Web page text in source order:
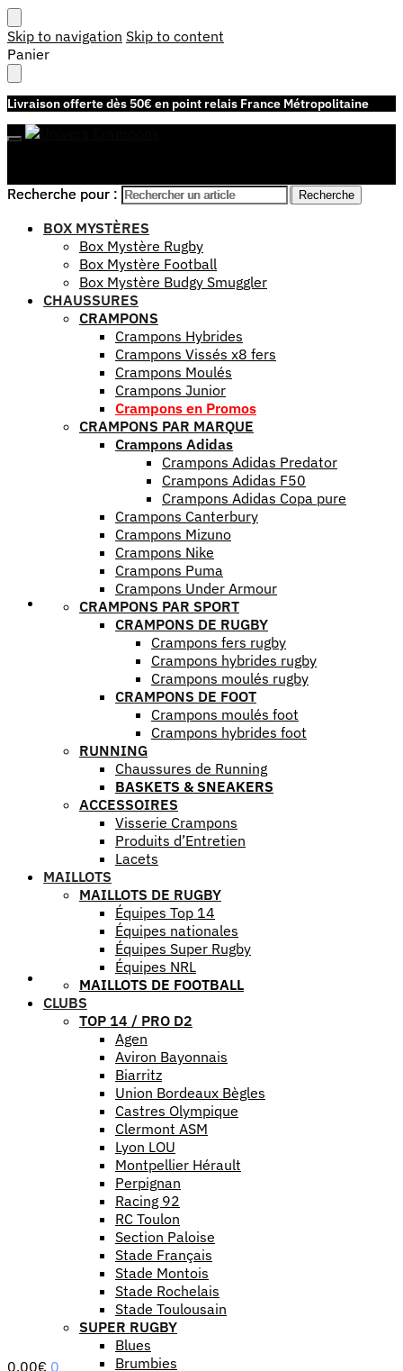
Skip to navigation Skip to content
Panier
Livraison offerte dès 50€ en point relais France Métropolitaine
Recherche pour : Recherche
Mon compte
Mes favoris
0,00€ 0
Recherche pour : Recherche
BOX MYSTÈRES
Box Mystère Rugby
Box Mystère Football
Box Mystère Budgy Smuggler
CHAUSSURES
CRAMPONS
Crampons Hybrides
Crampons Vissés x8 fers
Crampons Moulés
Crampons Junior
Crampons en Promos
CRAMPONS PAR MARQUE
Crampons Adidas
Crampons Adidas Predator
Crampons Adidas F50
Crampons Adidas Copa pure
Crampons Canterbury
Crampons Mizuno
Crampons Nike
Crampons Puma
Crampons Under Armour
CRAMPONS PAR SPORT
CRAMPONS DE RUGBY
Crampons fers rugby
Crampons hybrides rugby
Crampons moulés rugby
CRAMPONS DE FOOT
Crampons moulés foot
Crampons hybrides foot
RUNNING
Chaussures de Running
BASKETS & SNEAKERS
ACCESSOIRES
Visserie Crampons
Produits d’Entretien
Lacets
MAILLOTS
MAILLOTS DE RUGBY
Équipes Top 14
Équipes nationales
Équipes Super Rugby
Équipes NRL
MAILLOTS DE FOOTBALL
CLUBS
TOP 14 / PRO D2
Agen
Aviron Bayonnais
Biarritz
Union Bordeaux Bègles
Castres Olympique
Clermont ASM
Lyon LOU
Montpellier Hérault
Perpignan
Racing 92
RC Toulon
Section Paloise
Stade Français
Stade Montois
Stade Rochelais
Stade Toulousain
SUPER RUGBY
Blues
Brumbies